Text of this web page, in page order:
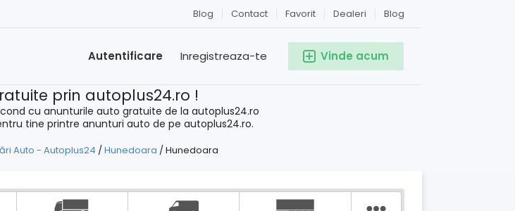
Blog
Dealeri
Favorit
Contact
Blog
Vinde acum
Inregistreaza-te
Autentificare
prin autoplus24.ro !
cu anunturile auto gratuite de la autoplus24.ro
tine printre anunturi auto de pe autoplus24.ro.
Auto - Autoplus24 /Hunedoara /Hunedoara